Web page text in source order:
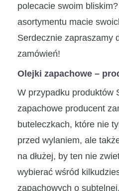
polecacie swoim
asortymentu macie
Serdecznie zapraszamy
zamówień!
Olejki zapachowe –
W przypadku produktów
zapachowe producent
buteleczkach, które nie
przed wylaniem, ale
na dłużej, by ten nie
wybierać wśród
zapachowych o